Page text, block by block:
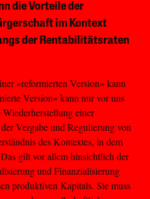
die Vorteile der
im Kontext
der Rentabilitätsraten
»reformierten Version« kann
Version« kann nur vor uns
einer
Vergabe und Regulierung von
des Kontextes, in dem
gilt vor allem hinsichtlich der
und Finanzialisierung
produktiven Kapitals. Sie muss